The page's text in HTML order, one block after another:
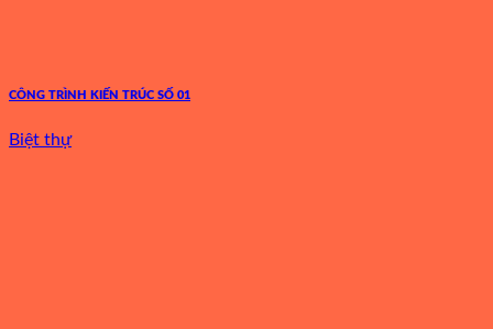
CÔNG TRÌNH KIẾN TRÚC SỐ 01
Biệt thự